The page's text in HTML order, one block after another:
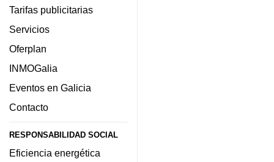
Tarifas publicitarias
Servicios
Oferplan
INMOGalia
Eventos en Galicia
Contacto
RESPONSABILIDAD SOCIAL
Eficiencia energética